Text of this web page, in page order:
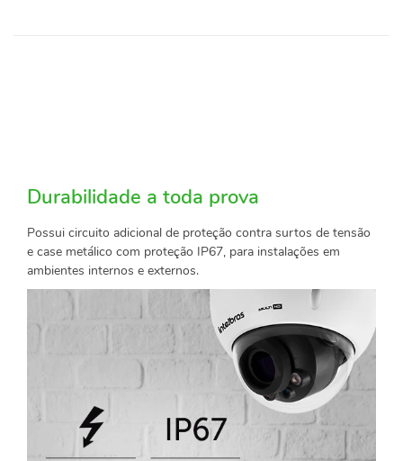
Durabilidade a toda prova
Possui circuito adicional de proteção contra surtos de tensão
e case metálico com proteção IP67, para instalações em
ambientes internos e externos.